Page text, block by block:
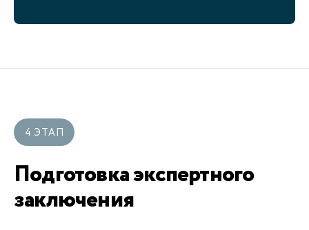
4 ЭТАП
Подготовка экспертного
заключения